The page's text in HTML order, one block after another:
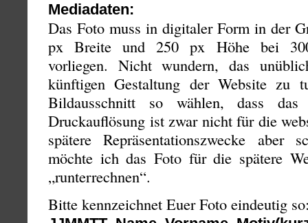
Mediadaten:
Das Foto muss in digitaler Form in der
px Breite und 250 px Höhe bei
vorliegen. Nicht wundern, das
künftigen Gestaltung der Website zu
Bildausschnitt so wählen, dass
Druckauflösung ist zwar nicht für die
spätere Repräsentationszwecke aber
möchte ich das Foto für die spätere
„runterrechnen“.
Bitte kennzeichnet Euer Foto eindeutig